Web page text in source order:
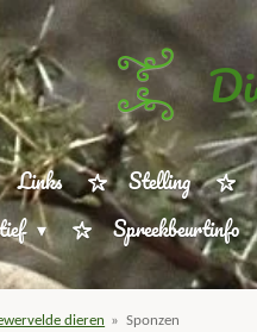
Links Stelling
Spreekbeurtinfo
dieren » Sponzen